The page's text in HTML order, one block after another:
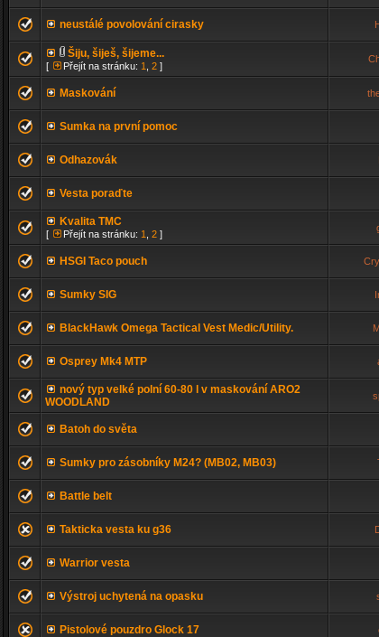
neustálé povolování cirasky
Šiju, šiješ, šijeme...
[ Přejít na stránku: 1 2 ]
Maskování
Sumka na první pomoc
Odhazovák
Vesta poraďte
Kvalita TMC
[ Přejít na stránku: 1 2 ]
HSGI Taco pouch
Sumky SIG
BlackHawk Omega Tactical Vest Medic/Utility.
Osprey Mk4 MTP
nový typ velké polní 60-80 l v maskování ARO2
WOODLAND
Batoh do světa
Sumky pro zásobníky M24? (MB02, MB03)
Battle belt
Takticka vesta ku g36
Warrior vesta
Výstroj uchytená na opasku
Pistolové pouzdro Glock 17